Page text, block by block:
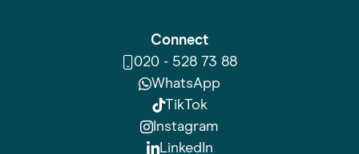
Connect
020 - 528 73 88
WhatsApp
TikTok
Instagram
LinkedIn